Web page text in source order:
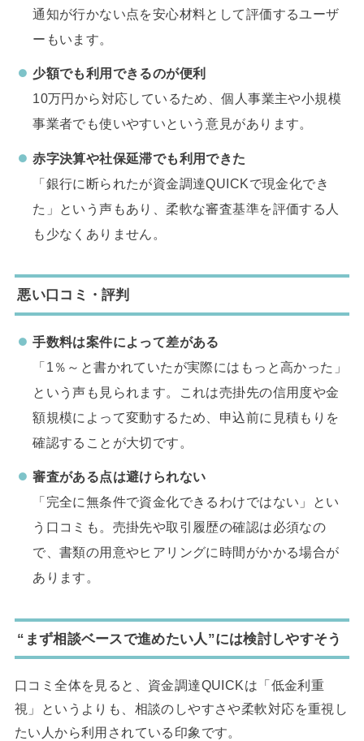
通知が行かない点を安心材料として評価するユーザ
ーもいます。
少額でも利用できるのが便利
10万円から対応しているため、個人事業主や小規模
事業者でも使いやすいという意見があります。
赤字決算や社保延滞でも利用できた
「銀行に断られたが資金調達QUICKで現金化でき
た」という声もあり、柔軟な審査基準を評価する人
も少なくありません。
悪い口コミ・評判
手数料は案件によって差がある
「1％～と書かれていたが実際にはもっと高かった」
という声も見られます。これは売掛先の信用度や金
額規模によって変動するため、申込前に見積もりを
確認することが大切です。
審査がある点は避けられない
「完全に無条件で資金化できるわけではない」とい
う口コミも。売掛先や取引履歴の確認は必須なの
で、書類の用意やヒアリングに時間がかかる場合が
あります。
“まず相談ベースで進めたい人”には検討しやすそう
口コミ全体を見ると、資金調達QUICKは「低金利重
視」というよりも、相談のしやすさや柔軟対応を重視し
たい人から利用されている印象です。